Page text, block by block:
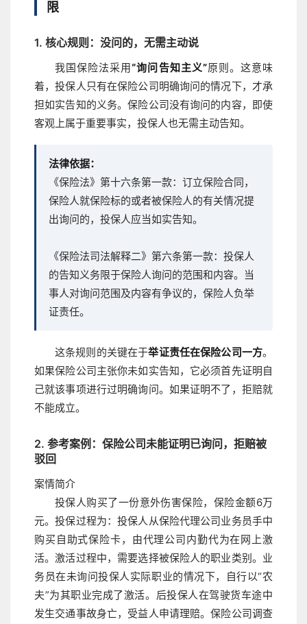
限
1. 核心规则：没问的，无需主动说
我国保险法采用“询问告知主义”原则。这意味
着，投保人只有在保险公司明确询问的情况下，才承
担如实告知的义务。保险公司没有询问的内容，即使
客观上属于重要事实，投保人也无需主动告知。
法律依据：
《保险法》第十六条第一款：订立保险合同，
保险人就保险标的或者被保险人的有关情况提
出询问的，投保人应当如实告知。
《保险法司法解释二》第六条第一款：投保人
的告知义务限于保险人询问的范围和内容。当
事人对询问范围及内容有争议的，保险人负举
证责任。
这条规则的关键在于举证责任在保险公司一方。
如果保险公司主张你未如实告知，它必须首先证明自
己就该事项进行过明确询问。如果证明不了，拒赔就
不能成立。
2. 参考案例：保险公司未能证明已询问，拒赔被
驳回
案情简介
投保人购买了一份意外伤害保险，保险金额6万
元。投保过程为：投保人从保险代理公司业务员手中
购买自助式保险卡，由代理公司内勤代为在网上激
活。激活过程中，需要选择被保险人的职业类别。业
务员在未询问投保人实际职业的情况下，自行以“农
夫”为其职业完成了激活。后投保人在驾驶货车途中
发生交通事故身亡，受益人申请理赔。保险公司调查